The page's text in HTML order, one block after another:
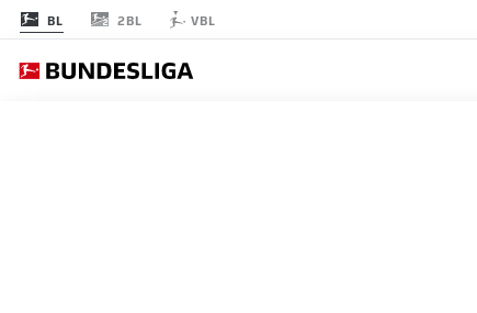
BL 2BL VBL